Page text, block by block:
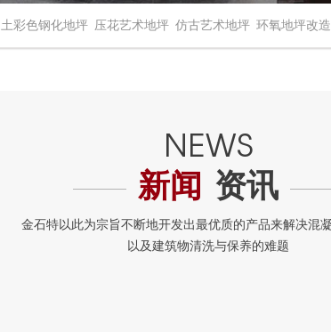
彩色钢化地坪 压花艺术地坪 仿古艺术地坪 环氧地坪改造
新闻 资讯